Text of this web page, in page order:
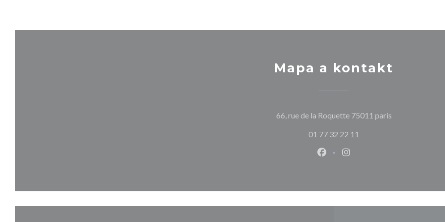
Mapa a kontakt
66, rue de la Roquette 75011 paris((otevře se v
01 77 32 22 11
Facebook ((otevře se v novém
Instagram ((otevře se v